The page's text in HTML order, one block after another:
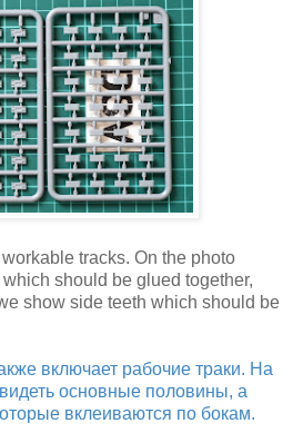
tracks. On the photo
should be glued together,
show side teeth which should be
включает рабочие траки. На
основные половины, а
вклеиваются по бокам.